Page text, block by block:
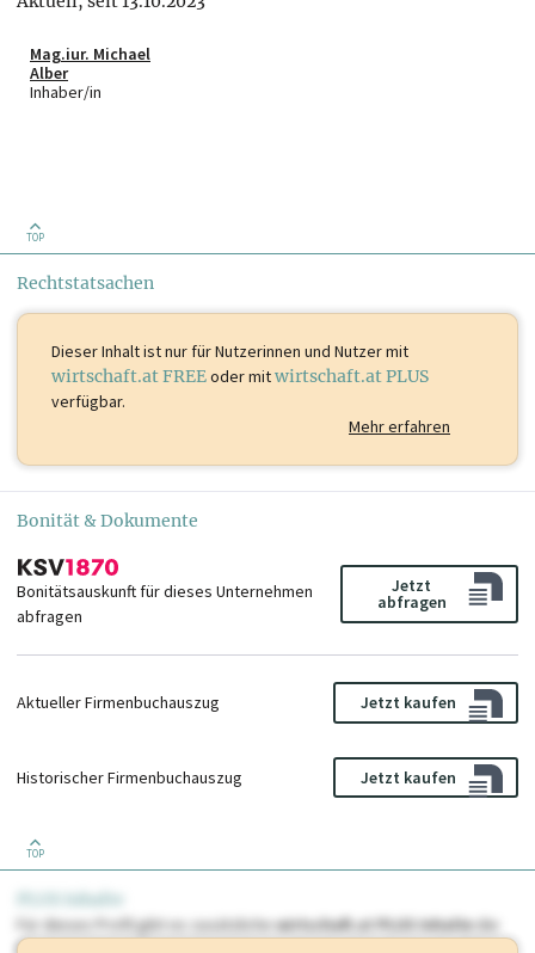
Mag.iur. Michael
Alber
Inhaber/in
TOP
Rechtstatsachen
Dieser Inhalt istnur für Nutzerinnen und Nutzer mit
wirtschaft.at FREEoder mitwirtschaft.at PLUS
verfügbar.
Mehr erfahren
Bonität & Dokumente
Bonitätsauskunft für dieses Unternehmen
abfragen
Jetzt
abfragen
Aktueller Firmenbuchauszug Jetzt kaufen
Historischer Firmenbuchauszug Jetzt kaufen
TOP
Für dieses Profil gibt es zusätzlichewirtschaft.at PLUS Inhaltedie